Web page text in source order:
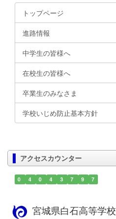
トップページ
進路情報
中学生の皆様へ
在校生の皆様へ
卒業生のみなさま
学校いじめ防止基本方針
アクセスカウンター
0 4 0 4 3 7 9 7
宮城県白石高等学校